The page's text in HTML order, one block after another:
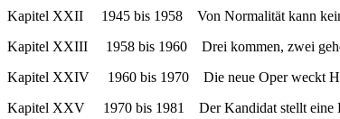
Kapitel XXII 1945 bis 1958 Von Normalität kann
Kapitel XXIII 1958 bis 1960 Drei kommen, zwei
Kapitel XXIV 1960 bis 1970 Die neue Oper weckt
Kapitel XXV 1970 bis 1981 Der Kandidat stellt eine